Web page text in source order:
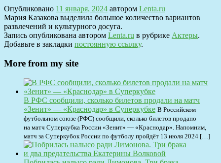
Опубликовано 11 января, 2024 автором Lenta.ru
Мария Казакова выделила большое количество вариантов
развлечений и культурного досуга.
Запись опубликована автором Lenta.ru в рубрике Актеры.
Добавьте в закладки постоянную ссылку.
More from my site
В РФС сообщили, сколько билетов продали на матч
«Зенит» — «Краснодар» в Суперкубке В Российском
футбольном союзе (РФС) сообщили, сколько билетов продано
на матч Суперкубка России «Зенит» — «Краснодар». Напомним,
матч за Суперкубок России по футболу пройдёт 13 июля 2024 […]